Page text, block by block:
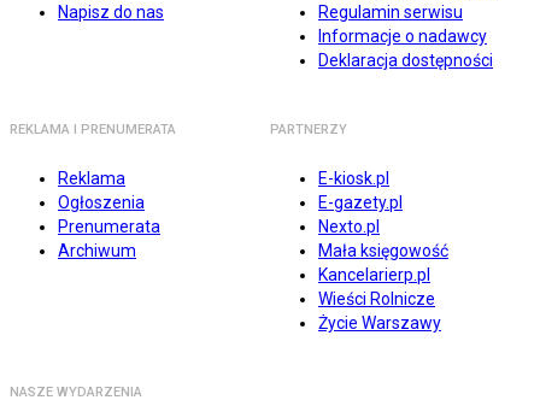
Napisz do nas
Regulamin serwisu
Informacje o nadawcy
Deklaracja dostępności
REKLAMA I PRENUMERATA
Reklama
Ogłoszenia
Prenumerata
Archiwum
PARTNERZY
E-kiosk.pl
E-gazety.pl
Nexto.pl
Mała księgowość
Kancelarierp.pl
Wieści Rolnicze
Życie Warszawy
NASZE WYDARZENIA